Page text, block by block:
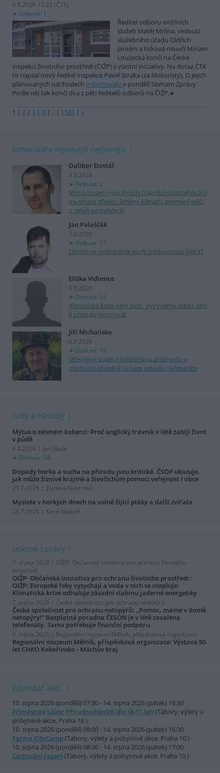
6.8.2026 15:22 (ČTK)
Diskuse: 1
Ředitel odboru vnitřních
služeb Matěj Mrlina, vedoucí
služebního úřadu Oldřich
Jarolím a tisková mluvčí Miriam
Loužecká končí na České
inspekci životního prostředí (ČIŽP) z vlastní iniciativy. Na dotaz ČTK
to napsal nový ředitel inspekce Pavel Straka (za Motoristy). O jejich
plánovaných odchodech informovaly v pondělí Seznam Zprávy.
Podle něj tak končí dva z pěti ředitelů odborů na ČIŽP.
1 | 2 | 3 | 4 | .. | 1581 | »
komentáře nejnovější nejčtenější
Dalibor Dostál
8.8.2026
Diskuse: 2
Místo kosení vyprahlých trávníků odstraňování
invazních dřevin. Změny klimatu promění péči
o zeleň ve městech
Jan Palaščák
7.8.2026
Diskuse: 17
Ohrožuje nedostatek vody budoucnost jádra?
Eliška Vidomus
6.8.2026
Diskuse: 55
Klimatická krize není over. Vyzýváme vládu, aby
ji přestala ignorovat
Jiří Michalisko
6.8.2026
Diskuse: 19
Otevřený dopis ministerstvu průmyslu a
obchodu ohledně sanace odvalu Heřmanice
rady a návody
Mýtus o zeleném koberci: Proč anglický trávník v létě zabíjí život
v půdě
4.8.2026 | Jan Skala
Diskuse: 34
Dopady horka a sucha na přírodu jsou kritické. ČSOP ukazuje,
jak může žíznivé krajině a živočichům pomoci veřejnost i obce
29.7.2026 | Zuzana Kučerová
Myslete v horkých dnech na volně žijící ptáky a další zvířata
28.7.2026 | Karel Makoň
tiskové zprávy
7. srpna 2026 | OIŽP- Občanská iniciativa pro ochranu životního
prostředí
OIŽP- Občanská iniciativa pro ochranu životního prostředí :
OIŽP: Evropské řeky vysychají a voda v nich se otepluje:
Klimatická krize odhaluje zásadní slabinu jaderné energetiky
7. srpna 2026 | Česká společnost pro ochranu netopýrů
Česká společnost pro ochranu netopýrů: „Pomoc, máme v domě
netopýry!“ Bezplatná poradna ČESON je v létě zavalena
telefonáty. Sama potřebuje finanční podporu.
6. srpna 2026 | Regionální muzeum Mělník, příspěvková organizace
Regionální muzeum Mělník, příspěvková organizace: Výstava 50
let CHKO Kokořínsko - Máchův kraj
kalendář akcí
10. srpna 2026 (pondělí) 07:30 - 14. srpna 2026 (pátek) 16:30
Příměstský tábor Přírodovědecké léto (8-11 let)(Tábory, výlety a
pobytové akce, Praha 18 )
10. srpna 2026 (pondělí) 08:00 - 14. srpna 2026 (pátek) 16:30
Farma CityCamp (Tábory, výlety a pobytové akce, Praha 10 )
10. srpna 2026 (pondělí) 08:00 - 14. srpna 2026 (pátek) 17:00
Cestování časem (Tábory, výlety a pobytové akce, Praha 10 )